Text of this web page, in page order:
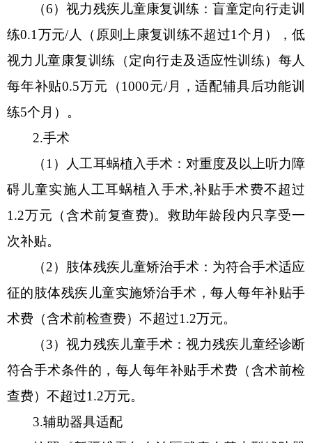
（6）视力残疾儿童康复训练：盲童定向行走训
练0.1万元/人（原则上康复训练不超过1个月），低
视力儿童康复训练（定向行走及适应性训练）每人
每年补贴0.5万元 （1000元/月，适配辅具后功能训
练5个月）。
2.手术
（1 ）
人工耳蜗植入手术：对重度及以上听力障
碍儿童实施人工耳蜗植入手术,补贴手术费不超过
1.2万元（含术前复查费)。救助年龄段内只享受一
次补贴。
（2） 肢体残疾儿童矫治手术：为符合手术适应
征的肢体残疾儿童实施矫治手术，每人每年补贴手
术费（含术前检查费）不超过1.2万元。
（3）视力残疾儿童手术：视力残疾儿童经诊断
符合手术条件的，每人每年补贴手术费（含术前检
查费）不超过1.2万元。
3.辅助器具适配